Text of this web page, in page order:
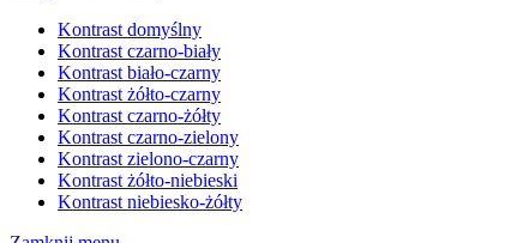
Kontrast domyślny
Kontrast czarno-biały
Kontrast biało-czarny
Kontrast żółto-czarny
Kontrast czarno-żółty
Kontrast czarno-zielony
Kontrast zielono-czarny
Kontrast żółto-niebieski
Kontrast niebiesko-żółty